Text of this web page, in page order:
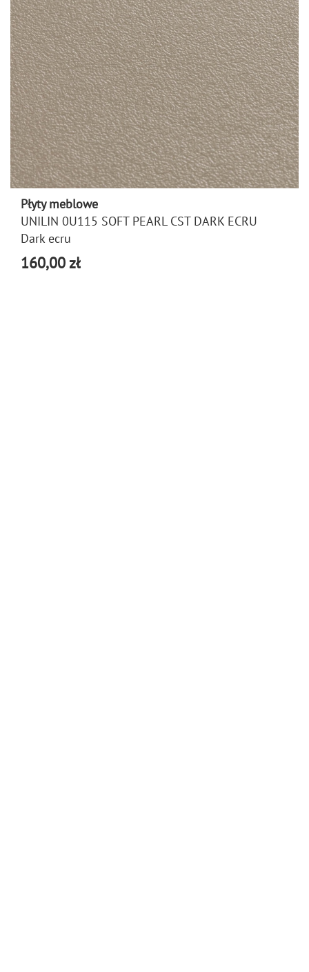
Płyty meblowe
UNILIN 0U115 SOFT PEARL CST DARK ECRU
Dark ecru
160,00 zł